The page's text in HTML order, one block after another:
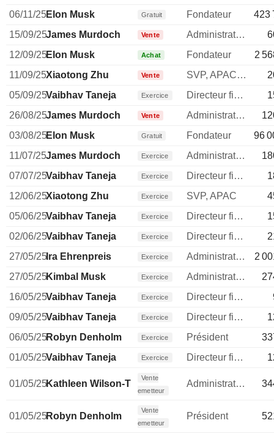
06/11/25Elon Musk Gratuit Fondateur
423
15/09/25James Murdoch Vente Administrateur
12/09/25Elon Musk Achat Fondateur
2
11/09/25Xiaotong Zhu Vente SVP, APAC and
05/09/25Vaibhav Taneja Exercice Directeur financier
26/08/25James Murdoch Vente Administrateur
03/08/25Elon Musk Gratuit Fondateur
96
11/07/25James Murdoch Exercice Administrateur
07/07/25Vaibhav Taneja Exercice Directeur financier
12/06/25Xiaotong Zhu Exercice SVP, APAC
05/06/25Vaibhav Taneja Exercice Directeur financier
02/06/25Vaibhav Taneja Exercice Directeur financier
27/05/25Ira Ehrenpreis Exercice Administrateur
2
27/05/25Kimbal Musk Exercice Administrateur
16/05/25Vaibhav Taneja Exercice Directeur financier
09/05/25Vaibhav Taneja Exercice Directeur financier
06/05/25Robyn Denholm Exercice Président
01/05/25Vaibhav Taneja Exercice Directeur financier
01/05/25Kathleen Wilson-Thompson
Vente
emetteur
Administrateur
01/05/25Robyn Denholm
Vente
emetteur
Président